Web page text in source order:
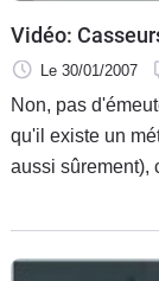
Vidéo:
Le 30/01/2007
Non, pas
qu'il existe un
aussi sûrement),
exemplaires